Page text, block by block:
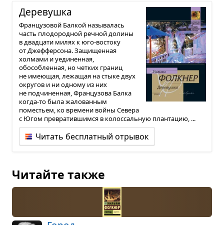
Дере­вушка
Французовой Балкой называлась
часть плодородной речной долины
в двадцати милях к юго-востоку
от Джефферсона. Защищенная
холмами и уединенная,
обособленная, но четких границ
не имеющая, лежащая на стыке двух
округов и ни одному из них
не подчиненная, Французова Балка
когда-то была жалованным
поместьем, ко времени войны Севера
с Югом превратившимся в колоссальную плантацию, ...
Читать бесплатный отрывок
Читайте также